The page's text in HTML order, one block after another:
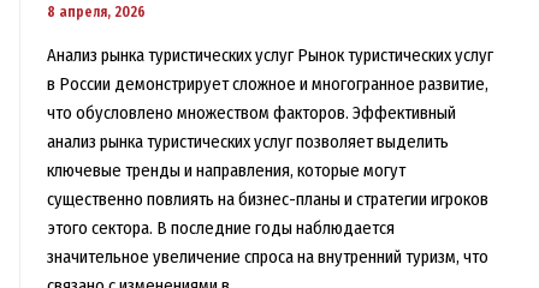
8 апреля, 2026
Анализ рынка туристических услуг Рынок туристических услуг
в России демонстрирует сложное и многогранное развитие,
что обусловлено множеством факторов. Эффективный
анализ рынка туристических услуг позволяет выделить
ключевые тренды и направления, которые могут
существенно повлиять на бизнес-планы и стратегии игроков
этого сектора. В последние годы наблюдается
значительное увеличение спроса на внутренний туризм, что